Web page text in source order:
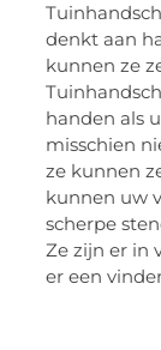
denkt aan
kunnen ze
handen als
misschien
ze kunnen
kunnen uw
scherpe
Ze zijn er in
er een